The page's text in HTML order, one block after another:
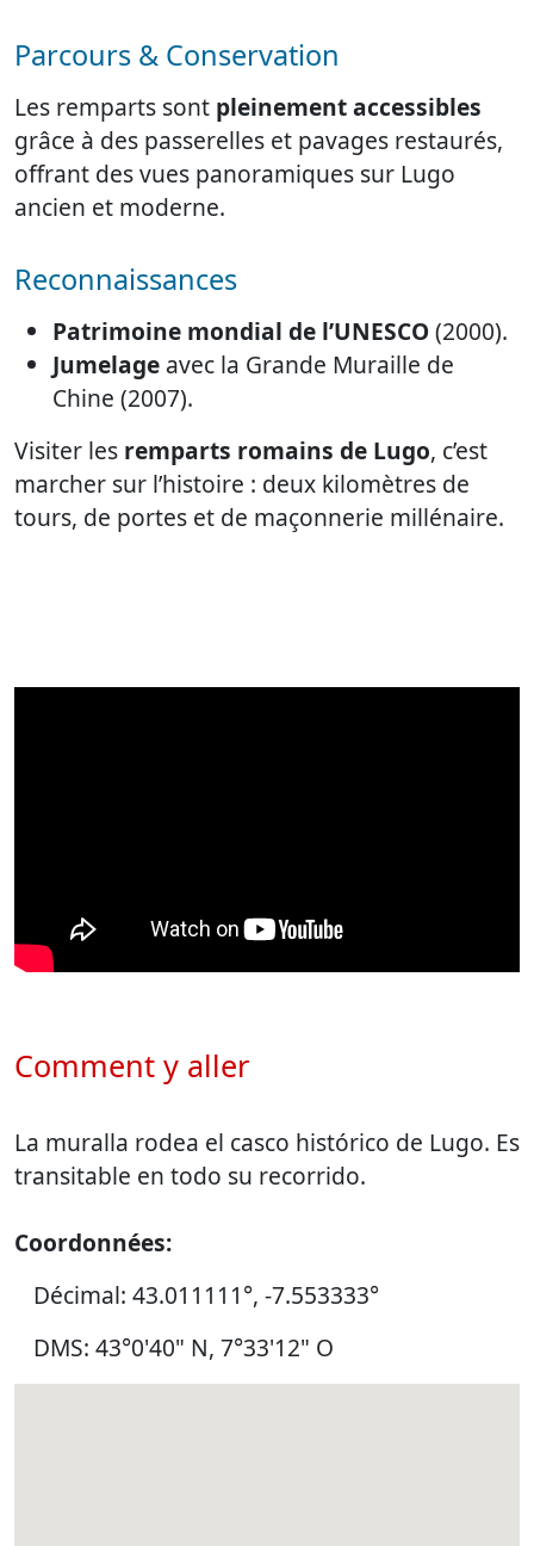
Parcours & Conservation
Les remparts sont pleinement accessibles
grâce à des passerelles et pavages restaurés,
offrant des vues panoramiques sur Lugo
ancien et moderne.
Reconnaissances
Patrimoine mondial de l’UNESCO(2000).
Jumelage avec la Grande Muraille de
Chine (2007).
Visiter les remparts romains de Lugo, c’est
marcher sur l’histoire : deux kilomètres de
tours, de portes et de maçonnerie millénaire.
Comment y aller
La muralla rodea el casco histórico de Lugo. Es
transitable en todo su recorrido.
Coordonnées:
Décimal: 43.011111°, -7.553333°
DMS: 43°0'40" N, 7°33'12" O